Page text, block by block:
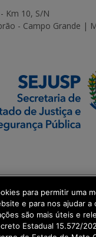
Km 10, S/N
- Campo Grande |
Digital
para permitir uma
e para nos ajudar a
são mais úteis e
Estadual 15.572/